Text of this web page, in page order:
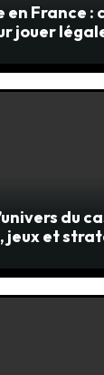
France :
jouer
du
jeux et